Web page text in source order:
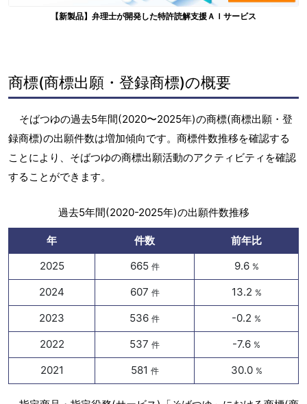
【新製品】弁理士が開発した特許読解支援ＡＩサービス
商標(商標出願・登録商標)の概要
そばつゆの過去5年間(2020〜2025年)の商標(商標出願・登
録商標)の出願件数は増加傾向です。商標件数推移を確認する
ことにより、そばつゆの商標出願活動のアクティビティを確認
することができます。
過去5年間(2020-2025年)の出願件数推移
年 件数
前年比
2025
665 件 9.6 %
2024 607 件 13.2 %
2023 536 件 -0.2 %
2022 537 件 -7.6 %
2021 581 件 30.0 %